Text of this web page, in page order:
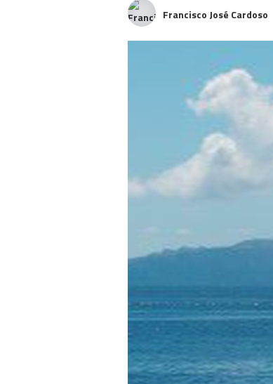
Francisco José Cardoso